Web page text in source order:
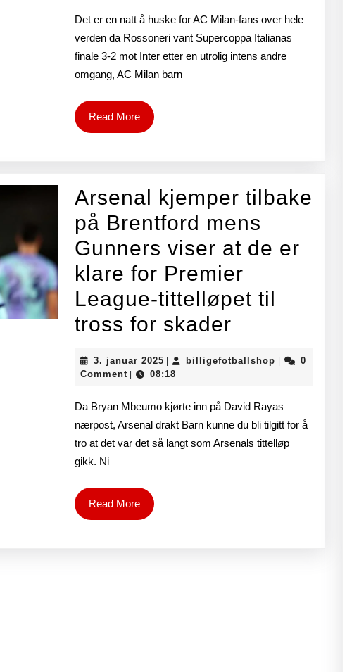
målet
Det er en natt å huske for AC Milan-fans over hele
verden da Rossoneri vant Supercoppa Italianas
finale 3-2 mot Inter etter en utrolig intens andre
omgang, AC Milan barn
Read MoreRead
More
Arsenal kjemper tilbake
på Brentford mens
Gunners viser at de er
klare for Premier
League-tittelløpet til
tross for skader
tilbake
på
Brentford
mens
3. januar 2025 3.
januar
billigefotballshop
0
Comment
08:18
Da Bryan Mbeumo kjørte inn på David Rayas
nærpost, Arsenal drakt Barn kunne du bli tilgitt for å
tro at det var det så langt som Arsenals tittelløp
gikk. Ni
Read MoreRead
More